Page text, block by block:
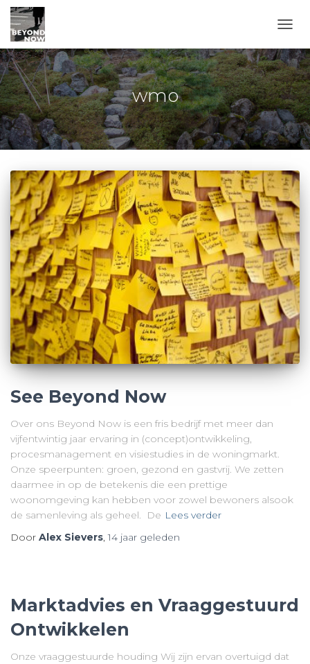
wmo
See Beyond Now
Over ons Beyond Now is een fris bedrijf met meer dan
vijfentwintig jaar ervaring in (concept)ontwikkeling,
procesmanagement en visiestudies in de woningmarkt.
Onze speerpunten: groen, gezond en gastvrij. We zetten
daarmee in op de betekenis die een prettige
woonomgeving kan hebben voor zowel bewoners alsook
de samenleving als geheel. De Lees verder
Door Alex Sievers,14 jaar geleden
Marktadvies en Vraaggestuurd
Ontwikkelen
Onze vraaggestuurde houding Wij zijn ervan overtuigd dat